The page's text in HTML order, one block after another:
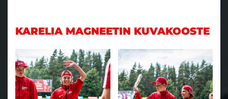
KARELIA MAGNEETIN KUVAKOOSTE